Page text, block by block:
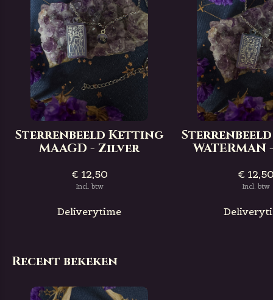
Sterrenbeeld Ketting
MAAGD - Zilver
€ 12,50
Incl. btw
Deliverytime
€
Incl. btw
Recent bekeken